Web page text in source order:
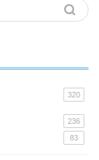
320
236
83